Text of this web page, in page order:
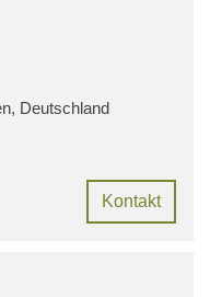
Deutschland
Kontakt